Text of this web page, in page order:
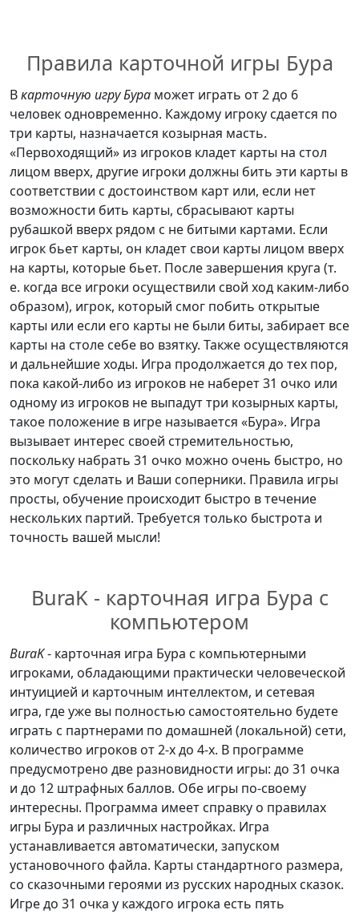
Правила карточной игры Бура
Вкарточную игру Бура может играть от 2 до 6
человек одновременно. Каждому игроку сдается по
три карты, назначается козырная масть.
«Первоходящий» из игроков кладет карты на стол
лицом вверх, другие игроки должны бить эти карты в
соответствии с достоинством карт или, если нет
возможности бить карты, сбрасывают карты
рубашкой вверх рядом с не битыми картами. Если
игрок бьет карты, он кладет свои карты лицом вверх
на карты, которые бьет. После завершения круга (т.
е. когда все игроки осуществили свой ход каким-либо
образом), игрок, который смог побить открытые
карты или если его карты не были биты, забирает все
карты на столе себе во взятку. Также осуществляются
и дальнейшие ходы. Игра продолжается до тех пор,
пока какой-либо из игроков не наберет 31 очко или
одному из игроков не выпадут три козырных карты,
такое положение в игре называется «Бура». Игра
вызывает интерес своей стремительностью,
поскольку набрать 31 очко можно очень быстро, но
это могут сделать и Ваши соперники. Правила игры
просты, обучение происходит быстро в течение
нескольких партий. Требуется только быстрота и
точность вашей мысли!
BuraK - карточная игра Бура с
компьютером
BuraK- карточная игра Бура с компьютерными
игроками, обладающими практически человеческой
интуицией и карточным интеллектом, и сетевая
игра, где уже вы полностью самостоятельно будете
играть с партнерами по домашней (локальной) сети,
количество игроков от 2-х до 4-х. В программе
предусмотрено две разновидности игры: до 31 очка
и до 12 штрафных баллов. Обе игры по-своему
интересны. Программа имеет справку о правилах
игры Бура и различных настройках. Игра
устанавливается автоматически, запуском
установочного файла. Карты стандартного размера,
со сказочными героями из русских народных сказок.
Игре до 31 очка у каждого игрока есть пять